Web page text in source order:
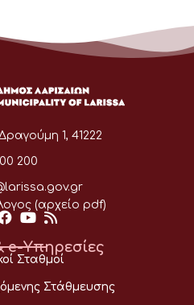
1, 41222
200
(αρχείο pdf)
e-Υπηρεσίες
Σταθμοί
Στάθμευσης